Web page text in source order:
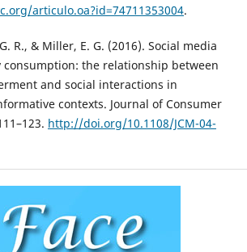
articulo.oa?id=74711353004.
R., & Miller, E. G. (2016). Social media
consumption: the relationship between
and social interactions in
contexts. Journal of Consumer
http://doi.org/10.1108/JCM-04-